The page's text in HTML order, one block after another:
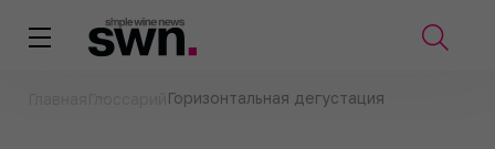
Горизонтальная дегустация